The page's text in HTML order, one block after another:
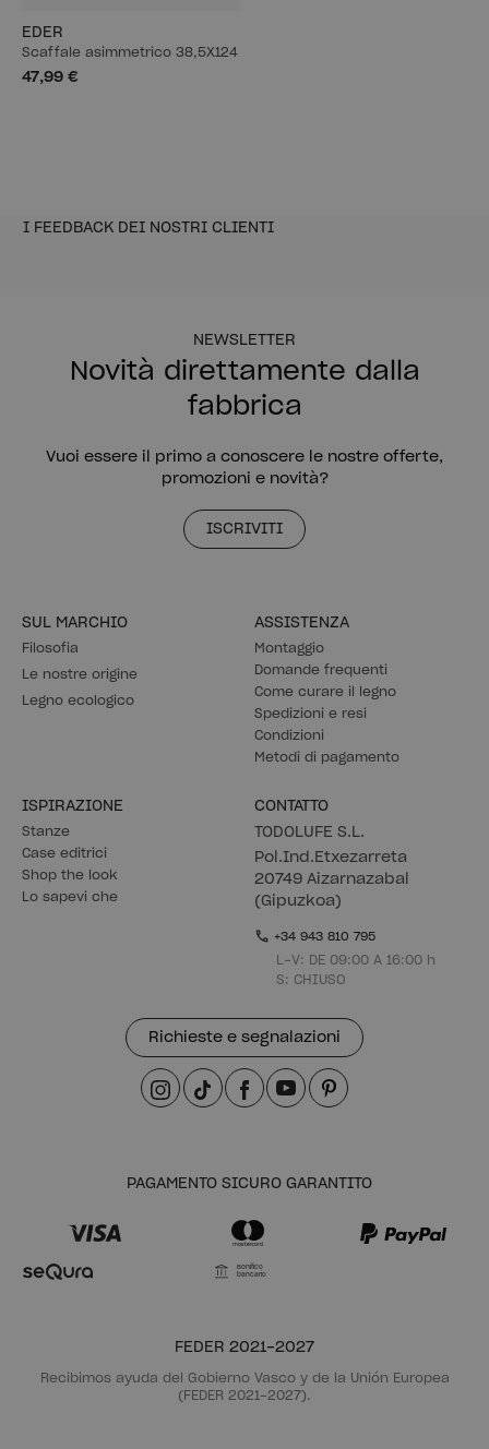
EDER
Scaffale asimmetrico 38,5X124
47,99 €
I FEEDBACK DEI NOSTRI CLIENTI
NEWSLETTER
Novità direttamente dalla
fabbrica
Vuoi essere il primo a conoscere le nostre offerte,
promozioni e novità?
ISCRIVITI
SUL MARCHIO
Filosofia
Le nostre origine
Legno ecologico
ASSISTENZA
Montaggio
Domande frequenti
Come curare il legno
Spedizioni e resi
Condizioni
Metodi di pagamento
ISPIRAZIONE
Stanze
Case editrici
Shop the look
Lo sapevi che
CONTATTO
TODOLUFE S.L.
Pol.Ind.Etxezarreta
20749 Aizarnazabal
(Gipuzkoa)
+34 943 810 795
L-V: DE 09:00 A 16:00 h
S: CHIUSO
Richieste e segnalazioni
PAGAMENTO SICURO GARANTITO
Bonifico
bancario
FEDER 2021-2027
Recibimos ayuda del Gobierno Vasco y de la Unión Europea
(FEDER 2021-2027).